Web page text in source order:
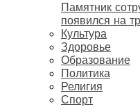
Памятник
появился на
Культура
Здоровье
Образование
Политика
Религия
Спорт